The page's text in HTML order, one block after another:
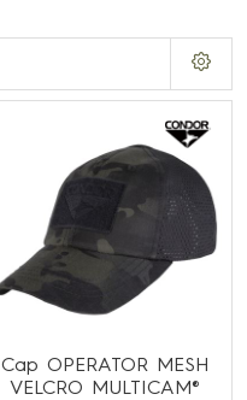
Cap OPERATOR MESH
VELCRO MULTICAM®